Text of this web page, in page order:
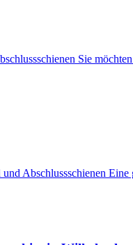
Sie
Abschlussschienen